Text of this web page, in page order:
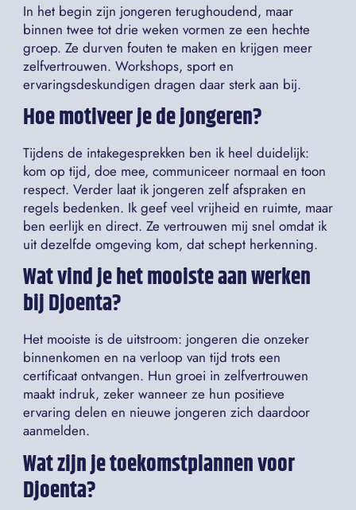
In het begin zijn jongeren terughoudend, maar
binnen twee tot drie weken vormen ze een hechte
groep. Ze durven fouten te maken en krijgen meer
zelfvertrouwen. Workshops, sport en
ervaringsdeskundigen dragen daar sterk aan bij.
Hoe motiveer je de jongeren?
Tijdens de intakegesprekken ben ik heel duidelijk:
kom op tijd, doe mee, communiceer normaal en toon
respect. Verder laat ik jongeren zelf afspraken en
regels bedenken. Ik geef veel vrijheid en ruimte, maar
ben eerlijk en direct. Ze vertrouwen mij snel omdat ik
uit dezelfde omgeving kom, dat schept herkenning.
Wat vind je het mooiste aan werken
bij Djoenta?
Het mooiste is de uitstroom: jongeren die onzeker
binnenkomen en na verloop van tijd trots een
certificaat ontvangen. Hun groei in zelfvertrouwen
maakt indruk, zeker wanneer ze hun positieve
ervaring delen en nieuwe jongeren zich daardoor
aanmelden.
Wat zijn je toekomstplannen voor
Djoenta?